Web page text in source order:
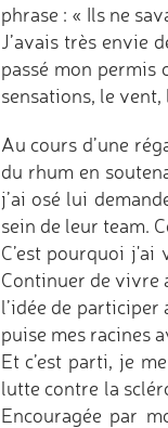
phrase : « Ils ne
J’avais très envie
passé mon permis
sensations, le vent,
Au cours d’une
du rhum en
j’ai osé lui
sein de leur team.
C’est pourquoi
Continuer de vivre
l’idée de participer
puise mes racines
Et c’est parti, je
lutte contre la
Encouragée par